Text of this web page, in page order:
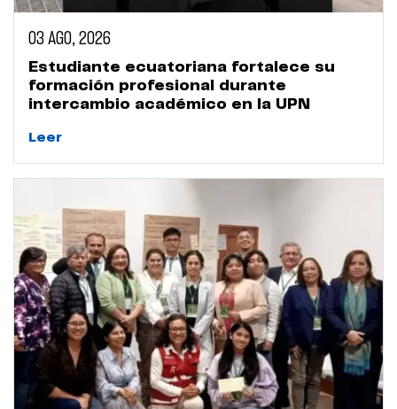
03 AGO, 2026
Estudiante ecuatoriana fortalece su
formación profesional durante
intercambio académico en la UPN
Leer